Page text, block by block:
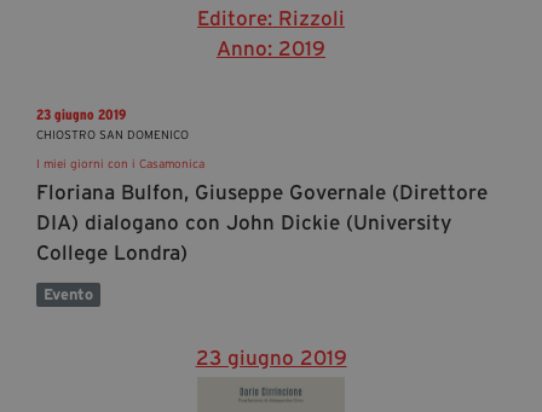
Editore: Rizzoli
Anno: 2019
23 giugno 2019
CHIOSTRO SAN DOMENICO
I miei giorni con i Casamonica
Floriana Bulfon, Giuseppe Governale (Direttore
DIA) dialogano con John Dickie (University
College Londra)
Evento
23 giugno 2019